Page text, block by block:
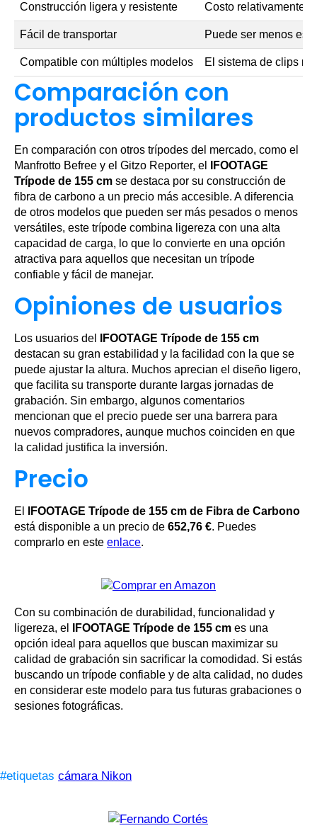
Construcción ligera y resistente Costo relativamente
Fácil de transportar Puede ser menos
Compatible con múltiples modelos El sistema de clips
Comparación con
productos similares
En comparación con otros trípodes del mercado, como el
Manfrotto Befree y el Gitzo Reporter, el
IFOOTAGE
Trípode de 155 cm se destaca por su construcción de
fibra de carbono a un precio más accesible. A diferencia
de otros modelos que pueden ser más pesados o menos
versátiles, este trípode combina ligereza con una alta
capacidad de carga, lo que lo convierte en una opción
atractiva para aquellos que necesitan un trípode
confiable y fácil de manejar.
Opiniones de usuarios
Los usuarios del
IFOOTAGE Trípode de 155 cm
destacan su gran estabilidad y la facilidad con la que se
puede ajustar la altura. Muchos aprecian el diseño ligero,
que facilita su transporte durante largas jornadas de
grabación. Sin embargo, algunos comentarios
mencionan que el precio puede ser una barrera para
nuevos compradores, aunque muchos coinciden en que
la calidad justifica la inversión.
Precio
El
IFOOTAGE Trípode de 155 cm de Fibra de Carbono
está disponible a un precio de 652,76 €. Puedes
comprarlo en este enlace.
Con su combinación de durabilidad, funcionalidad y
ligereza, el
IFOOTAGE Trípode de 155 cm es una
opción ideal para aquellos que buscan maximizar su
calidad de grabación sin sacrificar la comodidad. Si estás
buscando un trípode confiable y de alta calidad, no dudes
en considerar este modelo para tus futuras grabaciones o
sesiones fotográficas.
#etiquetas cámara Nikon